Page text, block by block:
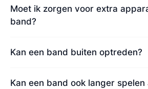
Moet ik zorgen voor extra
band?
Kan een band buiten optreden?
Kan een band ook langer